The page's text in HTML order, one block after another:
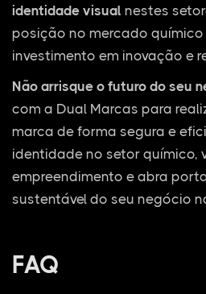
identidade visual nestes
posição no mercado
investimento em inovação e
Não arrisque o futuro do seu
com a Dual Marcas para
marca de forma segura e
identidade no setor químico,
empreendimento e abra
sustentável do seu negócio
FAQ